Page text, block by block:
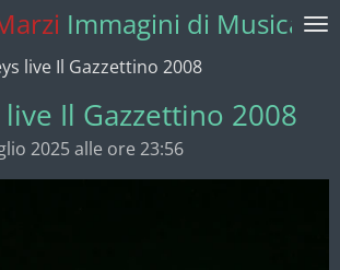
Immagini di Musica
live Il Gazzettino 2008
live Il Gazzettino 2008
2025 alle ore 23:56